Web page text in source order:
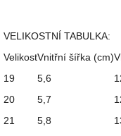
VELIKOSTNÍ TABULKA:
VelikostVnitřní šířka (cm)
19
5,6
20
5,7
21
5,8